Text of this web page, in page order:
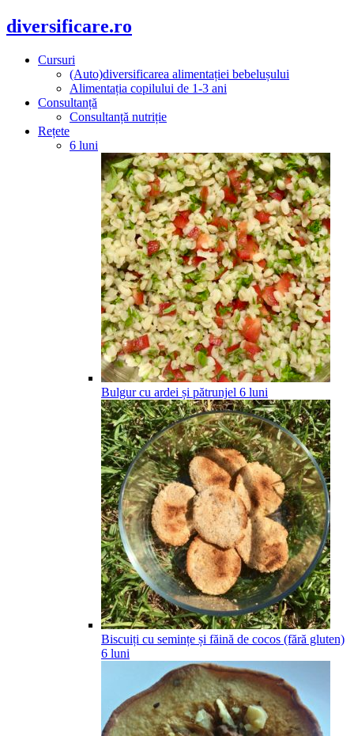
diversificare.ro
Cursuri
(Auto)diversificarea alimentației bebelușului
Alimentația copilului de 1-3 ani
Consultanță
Consultanță nutriție
Rețete
6 luni
Bulgur cu ardei și pătrunjel 6 luni
Biscuiți cu semințe și făină de cocos (fără gluten)
6 luni